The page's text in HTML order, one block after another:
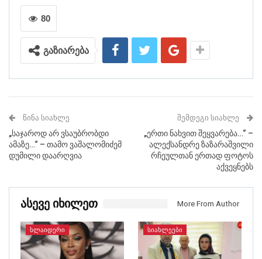
80
გაზიარება
ᲬᲘᲜᲐ ᲡᲘᲐᲮᲚᲔ
„საჯაროდ არ ვსაუბრობდი
ამაზე…“ – თამო ვაშალომიძემ
დუმილი დაარღვია
ᲨᲔᲛᲓᲔᲒᲘ ᲡᲘᲐᲮᲚᲔ
„ერთი ნახვით შეყვარება…“ –
ალექსანდრე ზაზარაშვილი
რჩეულთან ერთად ფოტოს
აქვეყნებს
Ასევე Იხილეთ More From Author
ᲡᲚᲐᲘᲓᲔᲠᲘ ᲡᲘᲐᲮᲚᲔᲔᲑᲘ